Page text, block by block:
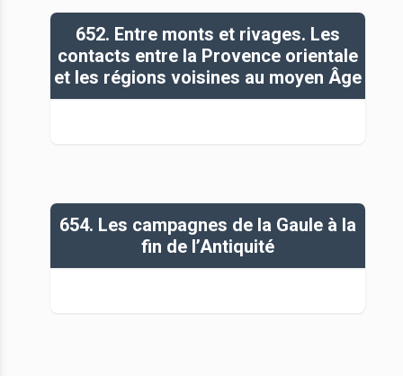
652. Entre monts et rivages. Les
contacts entre la Provence orientale
et les régions voisines au moyen Âge
654. Les campagnes de la Gaule à la
fin de l’Antiquité